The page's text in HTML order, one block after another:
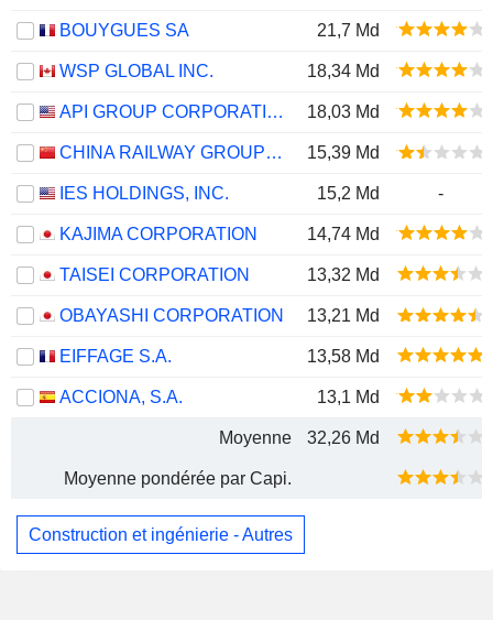
BOUYGUES SA 21,7 Md
WSP GLOBAL INC. 18,34 Md
API GROUP CORPORATION 18,03 Md
CHINA RAILWAY GROUP LIMITED 15,39 Md
IES HOLDINGS, INC. 15,2 Md -
KAJIMA CORPORATION 14,74 Md
TAISEI CORPORATION 13,32 Md
OBAYASHI CORPORATION 13,21 Md
EIFFAGE S.A. 13,58 Md
ACCIONA, S.A. 13,1 Md
Moyenne 32,26 Md
Moyenne pondérée par Capi.
Construction et ingénierie - Autres